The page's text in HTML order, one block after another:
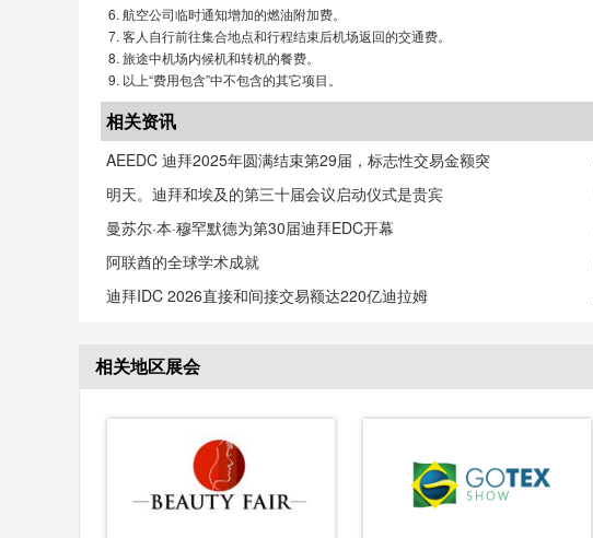
航空公司临时通知增加的燃油附加费。
客人自行前往集合地点和行程结束后机场返回的交通费。
旅途中机场内候机和转机的餐费。
以上“费用包含”中不包含的其它项目。
相关资讯
AEEDC 迪拜2025年圆满结束第29届，标志性交易金额突
明天。迪拜和埃及的第三十届会议启动仪式是贵宾
曼苏尔·本·穆罕默德为第30届迪拜EDC开幕
阿联酋的全球学术成就
迪拜IDC 2026直接和间接交易额达220亿迪拉姆
相关地区展会